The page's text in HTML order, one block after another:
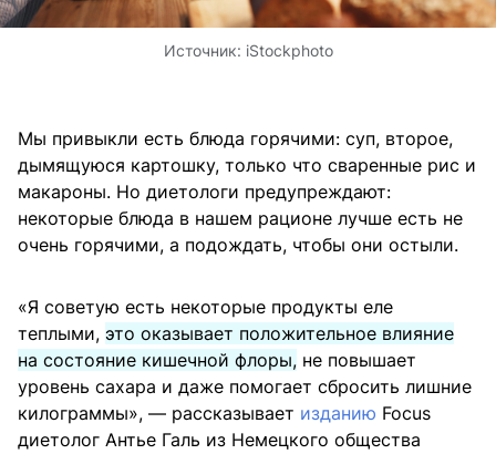
Источник: iStockphoto
Мы привыкли есть блюда горячими: суп, второе,
дымящуюся картошку, только что сваренные рис и
макароны. Но диетологи предупреждают:
некоторые блюда в нашем рационе лучше есть не
очень горячими, а подождать, чтобы они остыли.
«Я советую есть некоторые продукты еле
теплыми, это оказывает положительное влияние
на состояние кишечной флоры, не повышает
уровень сахара и даже помогает сбросить лишние
килограммы», — рассказывает изданию Focus
диетолог Антье Галь из Немецкого общества